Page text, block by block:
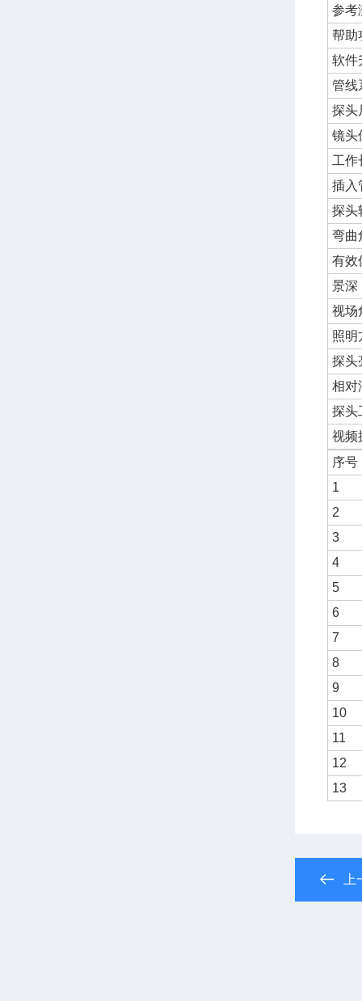
参考
帮助
软件
管线
探头
镜头
工作
插入
探头
弯曲
有效
景深
视场
照明
探头
相对
探头
视频
序号
1
2
3
4
5
6
7
8
9
10
11
12
13